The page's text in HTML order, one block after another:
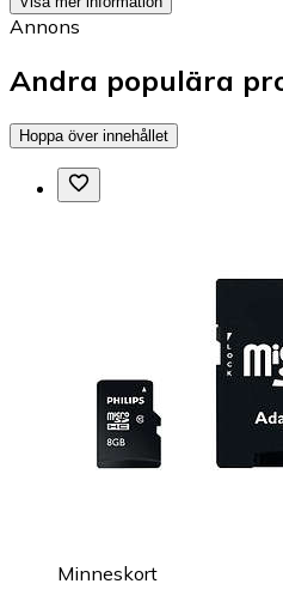
Annons
Andra populära
Hoppa över innehållet
Minneskort